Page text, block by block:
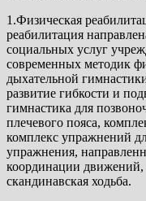
1.Физическая
реабилитация
социальных услуг
современных методик
дыхательной
развитие гибкости и
гимнастика для
плечевого пояса,
комплекс упражнений
упражнения,
координации движений,
скандинавская ходьба.